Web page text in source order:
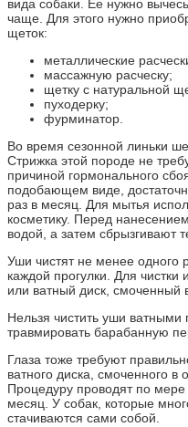
вида собаки. Ее нужно
чаще. Для этого нужно
щеток:
металлические
массажную расческу;
щетку с натуральной
пуходерку;
фурминатор.
Во время сезонной линьки
Стрижка этой породе не
причиной гормонального
подобающем виде,
раз в месяц. Для мытья
косметику. Перед
водой, а затем сбрызгивают
Уши чистят не менее одного
каждой прогулки. Для
или ватный диск, смоченный
Нельзя чистить уши
травмировать барабанную
Глаза тоже требуют
ватного диска, смоченного
Процедуру проводят по мере
месяц. У собак, которые
стачиваются сами собой.